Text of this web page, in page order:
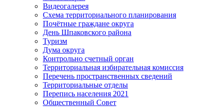
Видеогалерея
Схема территориального планирования
Почётные граждане округа
День Шпаковского района
Туризм
Дума округа
Контрольно счетный орган
Территориальная избирательная комиссия
Перечень пространственных сведений
Территориальные отделы
Перепись населения 2021
Общественный Совет